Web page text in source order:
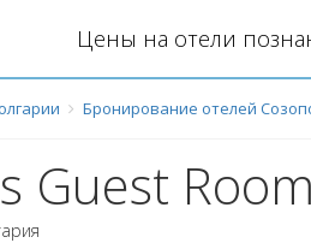
Цены на отели
Бронирование отелей
Guest